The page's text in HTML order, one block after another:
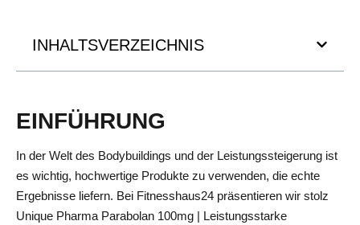
INHALTSVERZEICHNIS
EINFÜHRUNG
In der Welt des Bodybuildings und der Leistungssteigerung ist
es wichtig, hochwertige Produkte zu verwenden, die echte
Ergebnisse liefern. Bei Fitnesshaus24 präsentieren wir stolz
Unique Pharma Parabolan 100mg | Leistungsstarke